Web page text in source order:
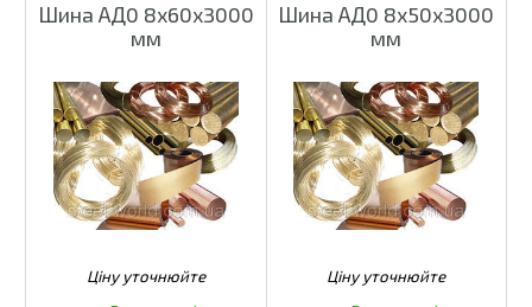
Шина АД0 8х60х3000
мм
Шина АД0 8х50х3000
мм